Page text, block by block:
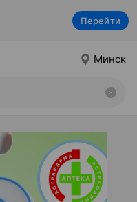
Перейти
Минск